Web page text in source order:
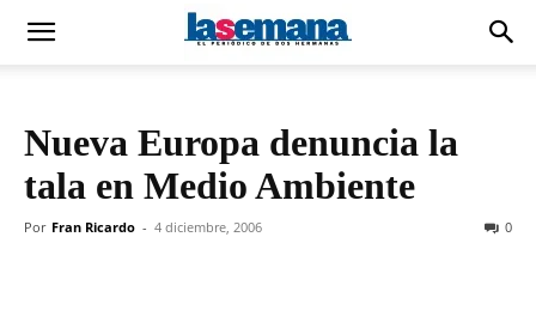
Nueva Europa denuncia la
tala en Medio Ambiente
Por Fran Ricardo - 4 diciembre, 2006 0